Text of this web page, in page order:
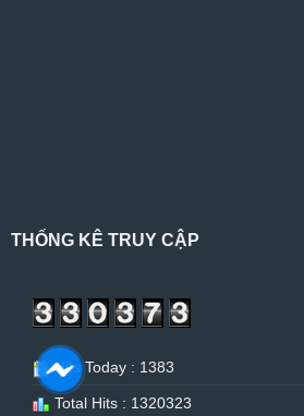
THỐNG KÊ TRUY CẬP
Hits Today : 1383
Total Hits : 1320323